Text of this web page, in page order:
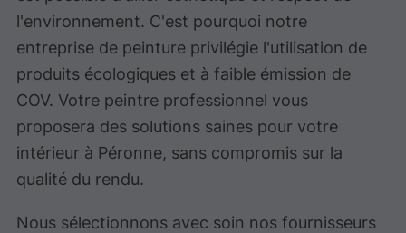
l'environnement. C'est pourquoi notre
entreprise de peinture privilégie l'utilisation de
produits écologiques et à faible émission de
COV. Votre peintre professionnel vous
proposera des solutions saines pour votre
intérieur à Péronne, sans compromis sur la
qualité du rendu.
Nous sélectionnons avec soin nos fournisseurs